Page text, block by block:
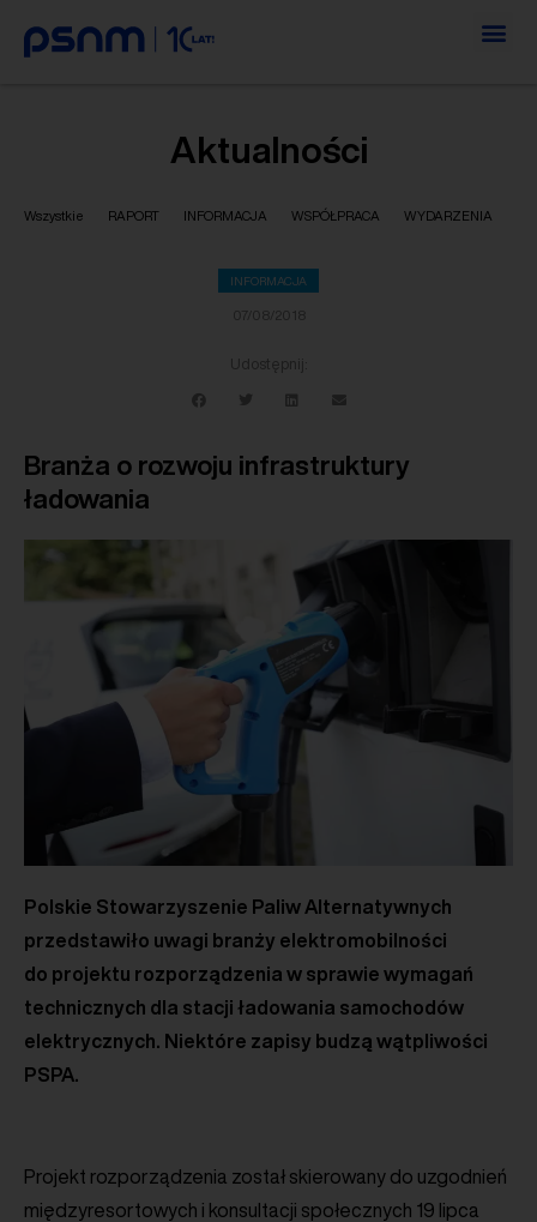
Aktualności
Wszystkie RAPORT INFORMACJA WSPÓŁPRACA WYDARZENIA
INFORMACJA
07/08/2018
Udostępnij:
Branża o rozwoju infrastruktury
ładowania
Polskie Stowarzyszenie Paliw Alternatywnych
przedstawiło uwagi branży elektromobilności
do projektu rozporządzenia w sprawie wymagań
technicznych dla stacji ładowania samochodów
elektrycznych. Niektóre zapisy budzą wątpliwości
PSPA.
Projekt rozporządzenia został skierowany do uzgodnień
międzyresortowych i konsultacji społecznych 19 lipca